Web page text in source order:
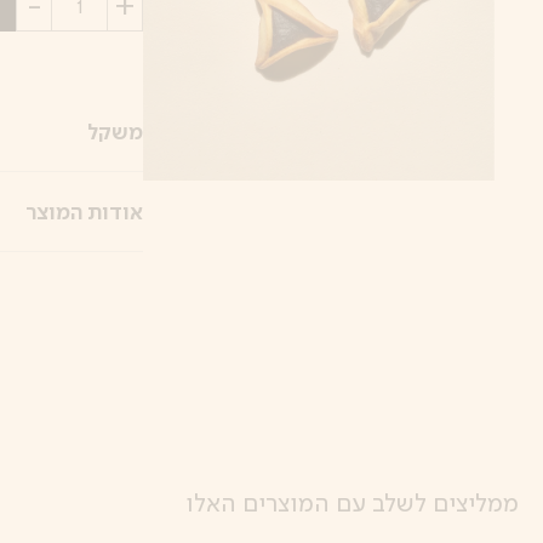
כמות
משקל
אודות המוצר
ממליצים לשלב עם המוצרים האלו